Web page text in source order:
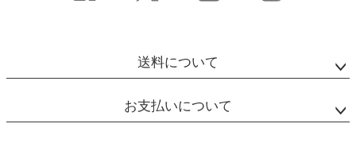
送料について
お支払いについて